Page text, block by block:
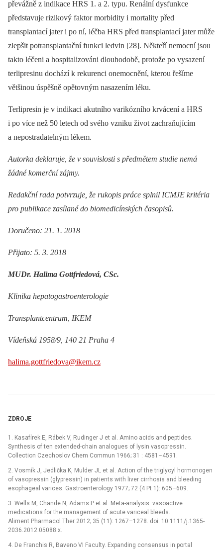
převážně z indikace HRS 1. a 2. typu. Renální dysfunkce
představuje rizikový faktor morbidity i mortality před
transplantací jater i po ní, léčba HRS před transplantací jater může
zlepšit potransplantační funkci ledvin [28]. Někteří nemocní jsou
takto léčeni a hospitalizováni dlouhodobě, protože po vysazení
terlipresinu dochází k rekurenci onemocnění, kterou řešíme
většinou úspěšně opětovným nasazením léku.
Terlipresin je v indikaci akutního varikózního krvácení a HRS
i po více než 50 letech od svého vzniku život zachraňujícím
a nepostradatelným lékem.
Autorka deklaruje, že v souvislosti s předmětem studie nemá
žádné komerční zájmy.
Redakční rada potvrzuje, že rukopis práce splnil ICMJE kritéria
pro publikace zasílané do biomedicínských časopisů.
Doručeno: 21. 1. 2018
Přijato: 5. 3. 2018
MUDr. Halima Gottfriedová, CSc.
Klinika hepatogastroenterologie
Transplantcentrum, IKEM
Vídeňská 1958/9, 140 21 Praha 4
halima.gottfriedova@ikem.cz
ZDROJE
1. Kasafírek E, Rábek V, Rudinger J et al. Amino acids and peptides.
Synthesis of ten extended-chain analogues of lysin vasopressin.
Collection Czechoslov Chem Commun 1966; 31 : 4581–4591.
2. Vosmík J, Jedlička K, Mulder JL et al. Action of the triglycyl hormonogen
of vasopressin (glypressin) in patients with liver cirrhosis and bleeding
esophageal varices. Gastroenterology 1977; 72 (4 Pt 1): 605–609.
3. Wells M, Chande N, Adams P et al. Meta-analysis: vasoactive
medications for the management of acute variceal bleeds.
Aliment Pharmacol Ther 2012; 35 (11): 1267–1278. doi: 10.1111/j.1365-
2036.2012.05088.x.
4. De Franchis R, Baveno VI Faculty. Expanding consensus in portal